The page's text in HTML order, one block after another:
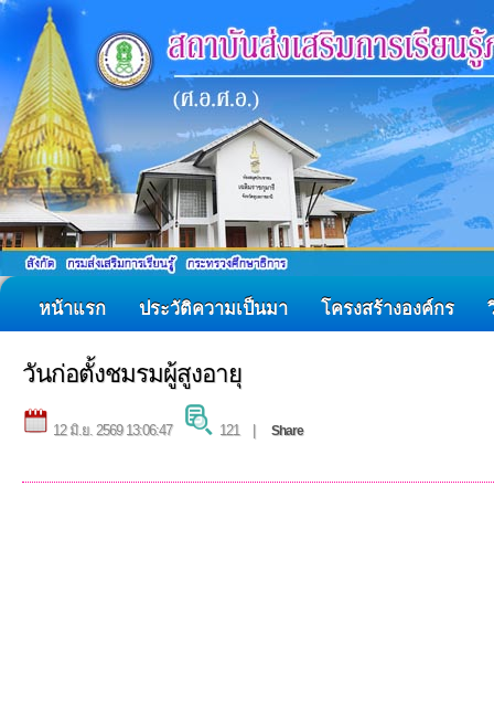
หน้าแรก ประวัติความเป็นมา โครงสร้างองค์กร
วันก่อตั้งชมรมผู้สูงอายุ
12 มิ.ย. 2569 13:06:47 121 | Share